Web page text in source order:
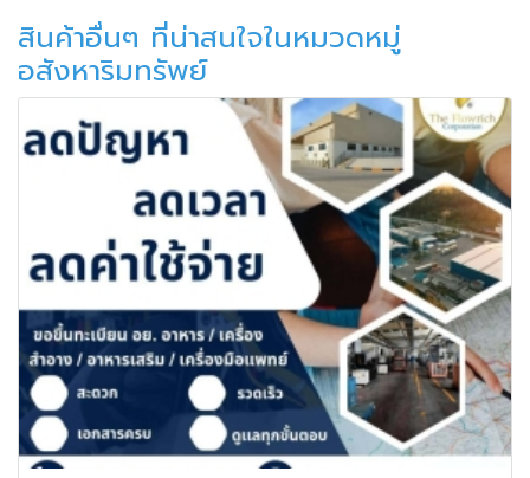
สินค้าอื่นๆ ที่น่าสนใจในหมวดหมู่
อสังหาริมทรัพย์